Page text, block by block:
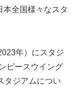
本全国様々なスタ
年）にスタジ
ピースウイング
タジアムについ